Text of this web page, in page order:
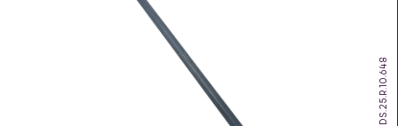
DS.25.R.10.648